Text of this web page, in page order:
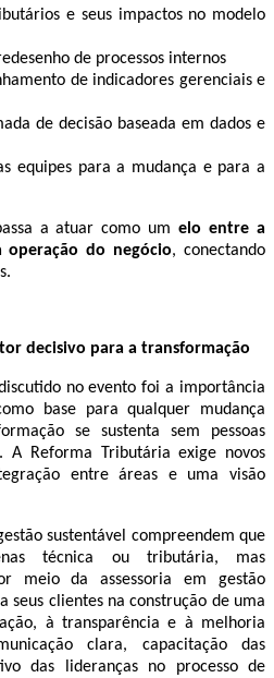
e seus impactos no modelo
de processos internos
de indicadores gerenciais e
de decisão baseada em dados e
equipes para a mudança e para a
a atuar como umelo entre a
operação do negócio, conectando
decisivo para a transformação
no evento foi a importância
base para qualquer mudança
se sustenta sem pessoas
A Reforma Tributária exige novos
entre áreas e uma visão
sustentável compreendem que
técnica ou tributária, mas
meio da assessoria em gestão
seus clientes na construção de uma
à transparência e à melhoria
clara, capacitação das
das lideranças no processo de